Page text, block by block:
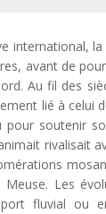
international,
avant de
Au fil des
lié à celui
pour soutenir
rivalisait
Meuse. Les
fluvial ou